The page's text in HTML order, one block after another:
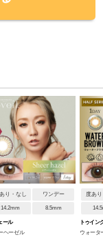
り・なし ワンデー
14.2mm 8.5mm
ール
ヘーゼル
度あ
トゥイン
ウォータ